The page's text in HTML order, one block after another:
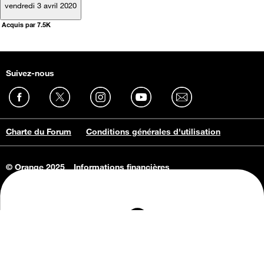
vendredi 3 avril 2020
Acquis par 7.5K
Suivez-nous
Charte du Forum Conditions générales d'utilisation
© Orange 2025
Informations financières